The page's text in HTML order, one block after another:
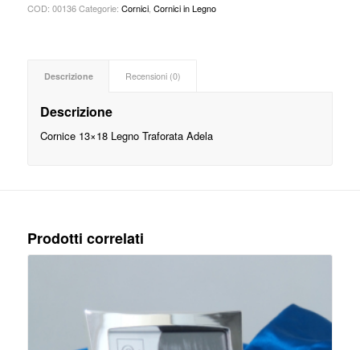
COD: 00136 Categorie: Cornici, Cornici in Legno
Descrizione Recensioni (0)
Descrizione
Cornice 13×18 Legno Traforata Adela
Prodotti correlati